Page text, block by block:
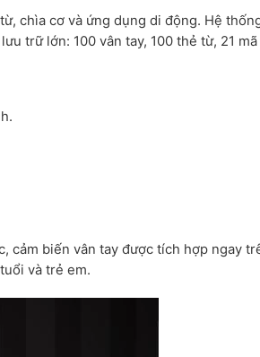
chìa cơ và ứng dụng di động. Hệ
trữ lớn: 100 vân tay, 100 thẻ từ, 21 mã
cảm biến vân tay được tích hợp ngay
và trẻ em.